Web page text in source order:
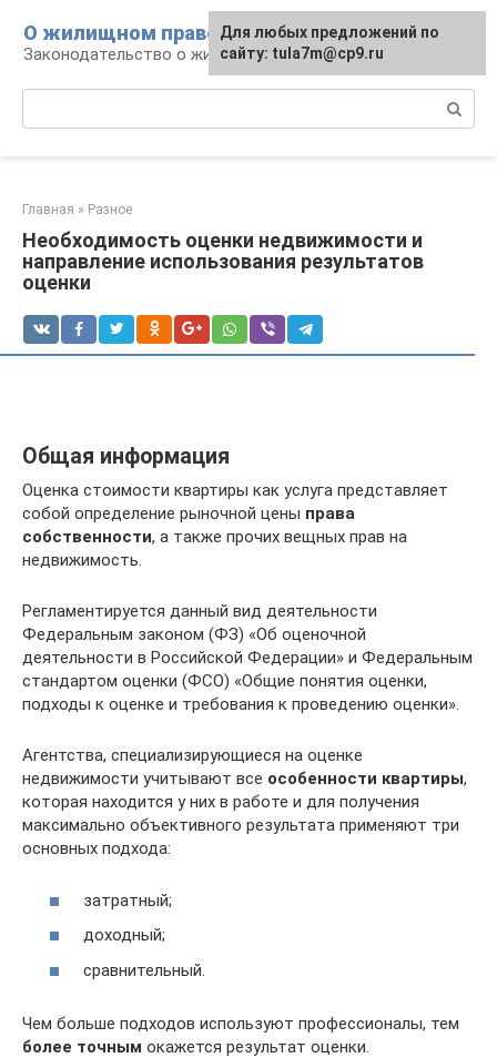
контенту
О жилищном праве
Законодательство о жилье и земле
Главная » Разное
Необходимость оценки недвижимости и
направление использования результатов
оценки
Общая информация
Оценка стоимости квартиры как услуга представляет
собой определение рыночной цены права
собственности, а также прочих вещных прав на
недвижимость.
Регламентируется данный вид деятельности
Федеральным законом (ФЗ) «Об оценочной
деятельности в Российской Федерации» и Федеральным
стандартом оценки (ФСО) «Общие понятия оценки,
подходы к оценке и требования к проведению оценки».
Агентства, специализирующиеся на оценке
недвижимости учитывают все особенности квартиры,
которая находится у них в работе и для получения
максимально объективного результата применяют три
основных подхода:
затратный;
доходный;
сравнительный.
Чем больше подходов используют профессионалы, тем
более точным окажется результат оценки.
Для любых предложений по
сайту: tula7m@cp9.ru